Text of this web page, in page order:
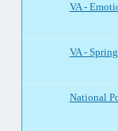
VA -
VA -
National